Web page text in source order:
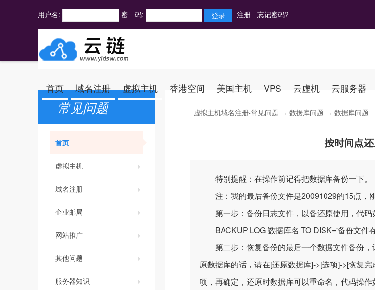
用户名: 密 码: 注册 忘记密码?
首页 域名注册 虚拟主机 香港空间 美国主机 VPS 云虚机 云服务器
常见问题
首页
虚拟主机
域名注册
企业邮局
网站推广
其他问题
服务器知识
虚拟主机域名注册-常见问题 → 数据库问题 → 数据库问题
按时间点
特别提醒：在操作前记得把数据库备份一下。
注：我的最后备份文件是20091029的15点，刚
第一步：备份日志文件，以备还原使用，代码
BACKUP LOG 数据库名 TO DISK='备份文件
第二步：恢复备份的最后一个数据文件备份，
原数据库的话，请在[还原数据库]->[选项]->[恢复
项，再确定，还原时数据库可以重命名，代码操作